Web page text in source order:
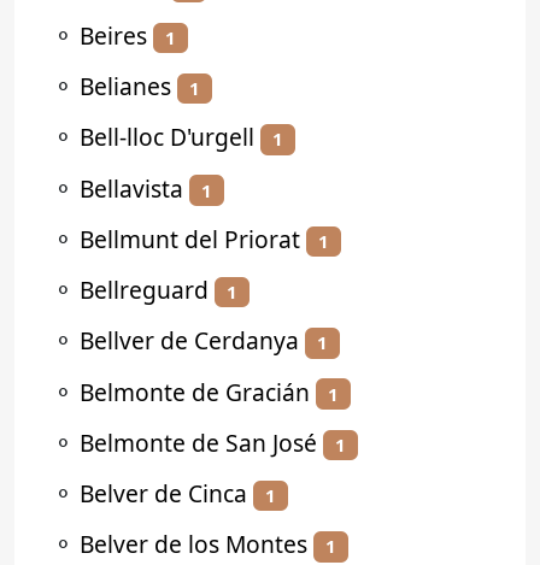
⚬ Beires 1
⚬ Belianes 1
⚬ Bell-lloc D'urgell 1
⚬ Bellavista 1
⚬ Bellmunt del Priorat 1
⚬ Bellreguard 1
⚬ Bellver de Cerdanya 1
⚬ Belmonte de Gracián 1
⚬ Belmonte de San José 1
⚬ Belver de Cinca 1
⚬ Belver de los Montes 1